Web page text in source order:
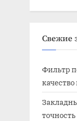
Свежие
Фильтр